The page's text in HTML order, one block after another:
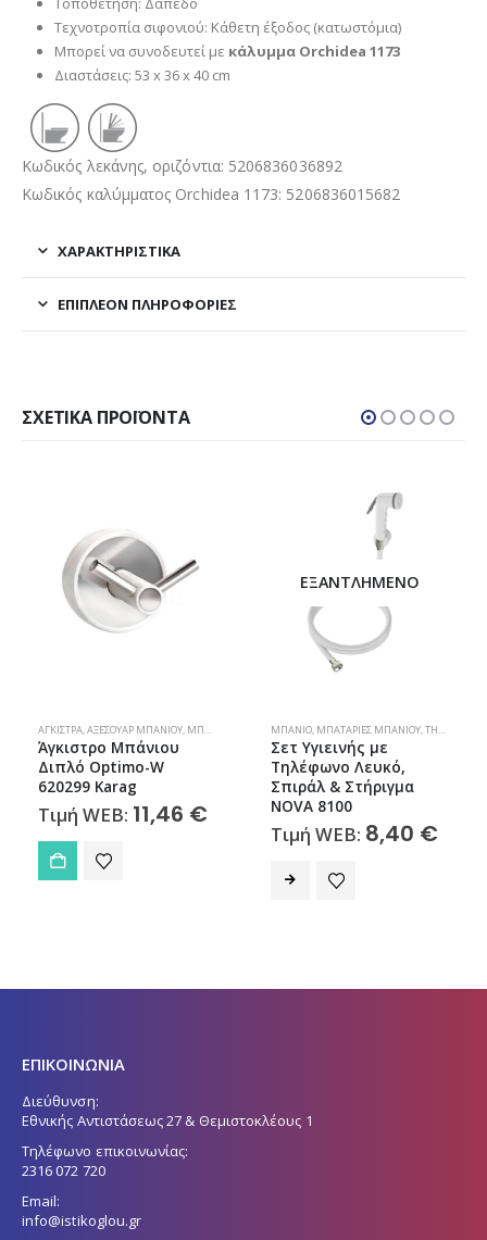
Τεχνοτροπία σιφονιού: Κάθετη έξοδος (κατωστόμια)
Μπορεί να συνοδευτεί με κάλυμμα Orchidea 1173
Διαστάσεις: 53 x 36 x 40 cm
Κωδικός λεκάνης, οριζόντια: 5206836036892
Κωδικός καλύμματος Orchidea 1173: 5206836015682
ΧΑΡΑΚΤΗΡΙΣΤΙΚΑ
ΕΠΙΠΛΈΟΝ ΠΛΗΡΟΦΟΡΊΕΣ
ΣΧΕΤΙΚΆ ΠΡΟΪΌΝΤΑ
ΜΠΆΝΙΟ
ΆΓΚΙΣΤΡΑ,ΑΞΕΣΟΥΆΡ ΜΠΆΝΙΟΥ, ΜΠΆΝΙΟ
Άγκιστρο Μπάνιου
Διπλό Optimo-W
620299 Karag
Τιμή WEB: 11,46 €
ΕΞΑΝΤΛΗΜΈΝΟ
ΜΠΆΝΙΟ, ΜΠΑΤΑΡΊΕΣ ΜΠΆΝΙΟΥ,ΤΗΛΈΦΩΝΑ & ΣΠΙΡΆΛ ΝΤΟΥΣ
Σετ Υγιεινής με
Τηλέφωνο Λευκό,
Σπιράλ & Στήριγμα
NOVA 8100
Τιμή WEB: 8,40 €
ΕΠΙΚΟΙΝΩΝΙΑ
Διεύθυνση:
Εθνικής Αντιστάσεως 27 & Θεμιστοκλέους 1
Τηλέφωνο επικοινωνίας:
2316 072 720
Email:
info@istikoglou.gr